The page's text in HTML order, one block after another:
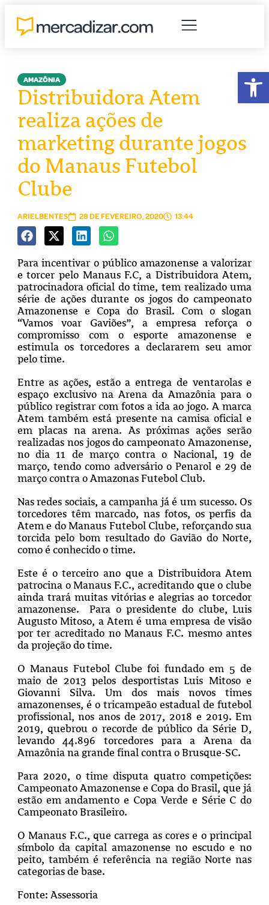
AMAZÔNIA
Distribuidora Atem
realiza ações de
marketing durante jogos
do Manaus Futebol
Clube
ARIELBENTES 28 DE FEVEREIRO, 2020 13:44
Para incentivar o público amazonense a valorizar
e torcer pelo Manaus F.C, a Distribuidora Atem,
patrocinadora oficial do time, tem realizado uma
série de ações durante os jogos do campeonato
Amazonense e Copa do Brasil. Com o slogan
“Vamos voar Gaviões”, a empresa reforça o
compromisso com o esporte amazonense e
estimula os torcedores a declararem seu amor
pelo time.
Entre as ações, estão a entrega de ventarolas e
espaço exclusivo na Arena da Amazônia para o
público registrar com fotos a ida ao jogo. A marca
Atem também está presente na camisa oficial e
em placas na arena. As próximas ações serão
realizadas nos jogos do campeonato Amazonense,
no dia 11 de março contra o Nacional, 19 de
março, tendo como adversário o Penarol e 29 de
março contra o Amazonas Futebol Club.
Nas redes sociais, a campanha já é um sucesso. Os
torcedores têm marcado, nas fotos, os perfis da
Atem e do Manaus Futebol Clube, reforçando sua
torcida pelo bom resultado do Gavião do Norte,
como é conhecido o time.
Este é o terceiro ano que a Distribuidora Atem
patrocina o Manaus F.C., acreditando que o clube
ainda trará muitas vitórias e alegrias ao torcedor
amazonense. Para o presidente do clube, Luis
Augusto Mitoso, a Atem é uma empresa de visão
por ter acreditado no Manaus F.C. mesmo antes
da projeção do time.
O Manaus Futebol Clube foi fundado em 5 de
maio de 2013 pelos desportistas Luis Mitoso e
Giovanni Silva. Um dos mais novos times
amazonenses, é o tricampeão estadual de futebol
profissional, nos anos de 2017, 2018 e 2019. Em
2019, quebrou o recorde de público da Série D,
levando 44.896 torcedores para a Arena da
Amazônia na grande final contra o Brusque-SC.
Para 2020, o time disputa quatro competições:
Campeonato Amazonense e Copa do Brasil, que já
estão em andamento e Copa Verde e Série C do
Campeonato Brasileiro.
O Manaus F.C., que carrega as cores e o principal
símbolo da capital amazonense no escudo e no
peito, também é referência na região Norte nas
categorias de base.
Fonte: Assessoria